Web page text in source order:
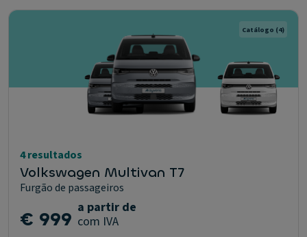
Catálogo (4)
4 resultados
Volkswagen Multivan T7
Furgão de passageiros
€ 999 a partir de
com IVA